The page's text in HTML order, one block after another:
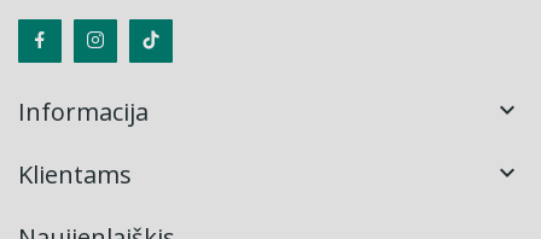
Informacija 
Klientams 